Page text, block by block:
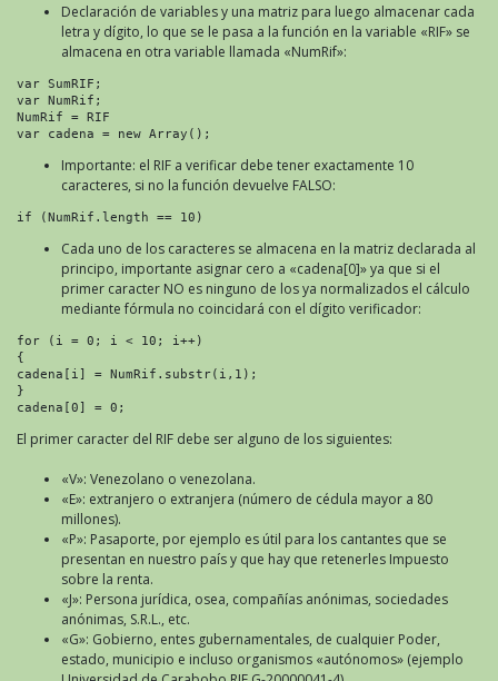
Declaración de variables y una matriz para luego almacenar cada
letra y dígito, lo que se le pasa a la función en la variable «RIF» se
almacena en otra variable llamada «NumRif»:
var SumRIF;
var NumRif;
NumRif = RIF
var cadena = new Array();
Importante: el RIF a verificar debe tener exactamente 10
caracteres, si no la función devuelve FALSO:
if (NumRif.length == 10)
Cada uno de los caracteres se almacena en la matriz declarada al
principo, importante asignar cero a «cadena[0]» ya que si el
primer caracter NO es ninguno de los ya normalizados el cálculo
mediante fórmula no coincidará con el dígito verificador:
for (i = 0; i < 10; i++)
{
cadena[i] = NumRif.substr(i,1);
}
cadena[0] = 0;
El primer caracter del RIF debe ser alguno de los siguientes:
«V»: Venezolano o venezolana.
«E»: extranjero o extranjera (número de cédula mayor a 80
millones).
«P»: Pasaporte, por ejemplo es útil para los cantantes que se
presentan en nuestro país y que hay que retenerles Impuesto
sobre la renta.
«J»: Persona jurídica, osea, compañías anónimas, sociedades
anónimas, S.R.L., etc.
«G»: Gobierno, entes gubernamentales, de cualquier Poder,
estado, municipio e incluso organismos «autónomos» (ejemplo